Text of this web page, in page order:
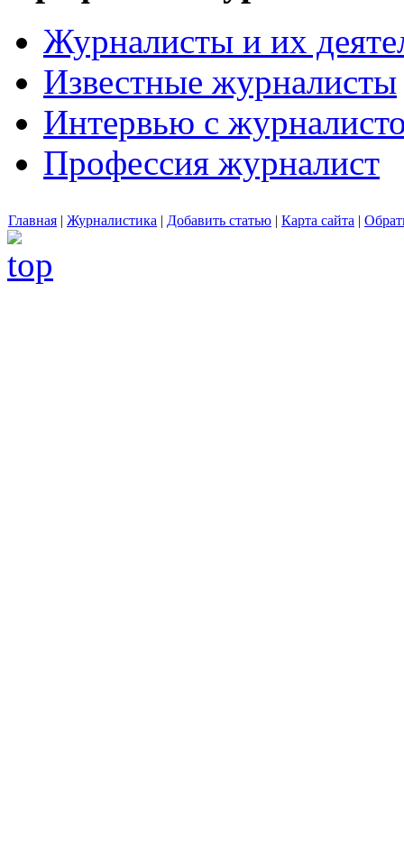
Журналисты и их
Известные журналисты
Интервью с
Профессия журналист
Главная | Журналистика | Добавить статью | Карта сайта |